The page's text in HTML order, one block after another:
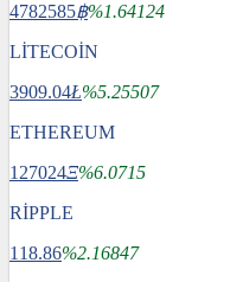
4782585฿%1.64124
LİTECOİN
3909.04Ł%5.25507
ETHEREUM
127024Ξ%6.0715
RİPPLE
118.86%2.16847